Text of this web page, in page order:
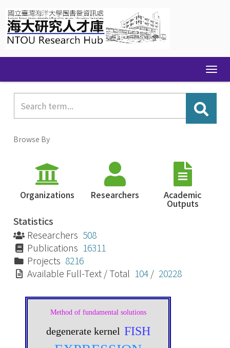
navigation
Browse By
Organizations Researchers Academic
Outputs
Statistics
Researchers 508
Publications 16311
Projects 8216
Available Full-Text / Total 104 / 20228